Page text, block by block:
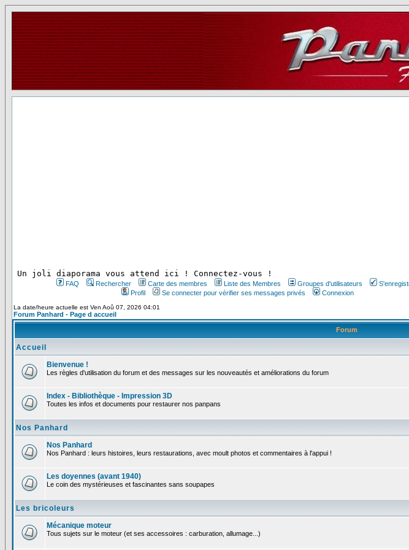
Un joli diaporama vous attend ici ! Connectez-vous !
FAQ Rechercher Carte des membres Liste des Membres Groupes d'utilisateurs
Profil
Se connecter pour vérifier ses messages privés Connexion
La date/heure actuelle est Ven Aoû 07, 2026 04:01
Forum Panhard - Page d accueil
Forum
Accueil
Bienvenue !
Les règles d'utilisation du forum et des messages sur les nouveautés et améliorations du forum
Index - Bibliothèque - Impression 3D
Toutes les infos et documents pour restaurer nos panpans
Nos Panhard
Nos Panhard
Nos Panhard : leurs histoires, leurs restaurations, avec moult photos et commentaires à l'appui !
Les doyennes (avant 1940)
Le coin des mystérieuses et fascinantes sans soupapes
Les bricoleurs
Mécanique moteur
Tous sujets sur le moteur (et ses accessoires : carburation, allumage...)